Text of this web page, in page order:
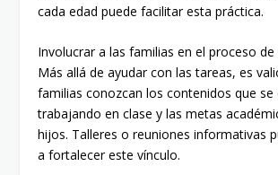
cada edad puede facilitar esta práctica.
Involucrar a las familias en el proceso de
Más allá de ayudar con las tareas, es
familias conozcan los contenidos que se
trabajando en clase y las metas
hijos. Talleres o reuniones informativas
a fortalecer este vínculo.